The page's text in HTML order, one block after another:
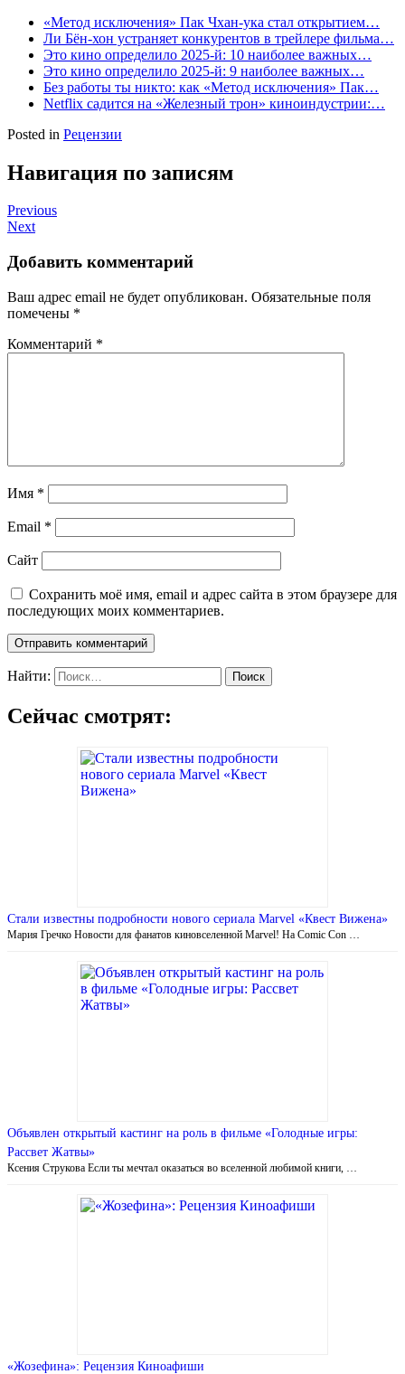
«Метод исключения» Пак Чхан-ука стал открытием…
Ли Бён-хон устраняет конкурентов в трейлере фильма…
Это кино определило 2025-й: 10 наиболее важных…
Это кино определило 2025-й: 9 наиболее важных…
Без работы ты никто: как «Метод исключения» Пак…
Netflix садится на «Железный трон» киноиндустрии:…
Posted in Рецензии
Навигация по записям
Previous
Next
Добавить комментарий
Ваш адрес email не будет опубликован. Обязательные поля
помечены *
Комментарий *
Имя *
Email *
Сайт
Сохранить моё имя, email и адрес сайта в этом браузере для
последующих моих комментариев.
Найти:
Сейчас смотрят:
Стали известны подробности нового сериала Marvel «Квест Вижена»
Мария Гречко Новости для фанатов киновселенной Marvel! На Comic Con …
Объявлен открытый кастинг на роль в фильме «Голодные игры:
Рассвет Жатвы»
Ксения Струкова Если ты мечтал оказаться во вселенной любимой книги, …
«Жозефина»: Рецензия Киноафиши